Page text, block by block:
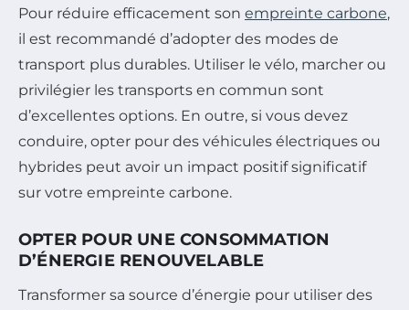
Pour réduire efficacement son empreinte carbone,
il est recommandé d’adopter des modes de
transport plus durables. Utiliser le vélo, marcher ou
privilégier les transports en commun sont
d’excellentes options. En outre, si vous devez
conduire, opter pour des véhicules électriques ou
hybrides peut avoir un impact positif significatif
sur votre empreinte carbone.
OPTER POUR UNE CONSOMMATION
D’ÉNERGIE RENOUVELABLE
Transformer sa source d’énergie pour utiliser des